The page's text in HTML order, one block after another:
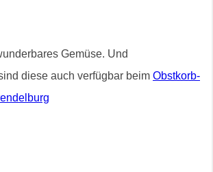
Gemüse. Und
diese auch verfügbar beim Obstkorb-